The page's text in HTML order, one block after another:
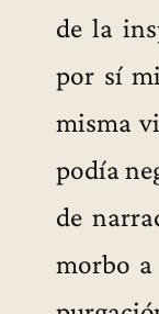
de la
por sí
misma
podía
de
morbo